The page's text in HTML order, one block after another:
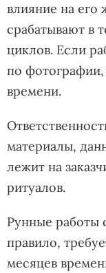
влияние на его
срабатывают в
циклов. Если
по фотографии,
времени.
материалы,
лежит на
ритуалов.
Рунные работы
правило,
месяцев